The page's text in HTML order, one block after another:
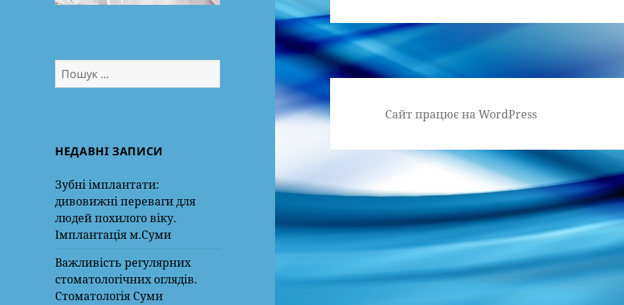
Пошук:
НЕДАВНІ ЗАПИСИ
Зубні імплантати:
дивовижні переваги для
людей похилого віку.
Імплантація м.Суми
Важливість регулярних
стоматологічних оглядів.
Стоматологія Суми
Сайт працює на WordPress